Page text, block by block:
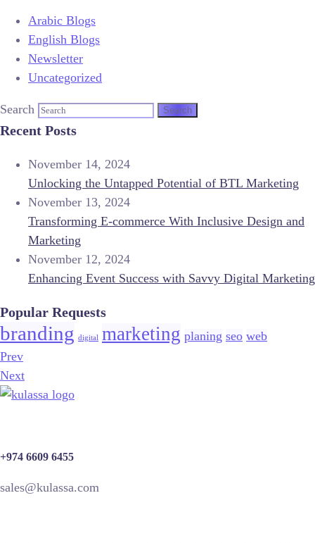
Arabic Blogs
English Blogs
Newsletter
Uncategorized
Search
Recent Posts
November 14, 2024
Unlocking the Untapped Potential of BTL Marketing
November 13, 2024
Transforming E-commerce With Inclusive Design and
Marketing
November 12, 2024
Enhancing Event Success with Savvy Digital Marketing
Popular Requests
branding digital marketing planing seo web
Prev
Next
+974 6609 6455
sales@kulassa.com